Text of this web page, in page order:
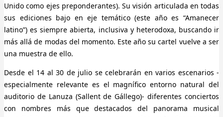
Unido como ejes preponderantes). Su visión articulada en todas
sus ediciones bajo en eje temático (este año es “Amanecer
latino”) es siempre abierta, inclusiva y heterodoxa, buscando ir
más allá de modas del momento. Este año su cartel vuelve a ser
una muestra de ello.
Desde el 14 al 30 de julio se celebrarán en varios escenarios -
especialmente relevante es el magnífico entorno natural del
auditorio de Lanuza (Sallent de Gállego)- diferentes conciertos
con nombres más que destacados del panorama musical